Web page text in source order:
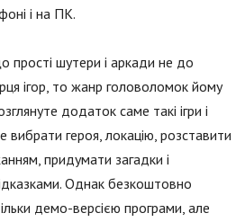
і на ПК.
прості шутери і аркади не до
ігор, то жанр головоломок йому
додаток саме такі ігри і
героя, локацію, розставити
придумати загадки і
Однак безкоштовно
демо-версією програми, але